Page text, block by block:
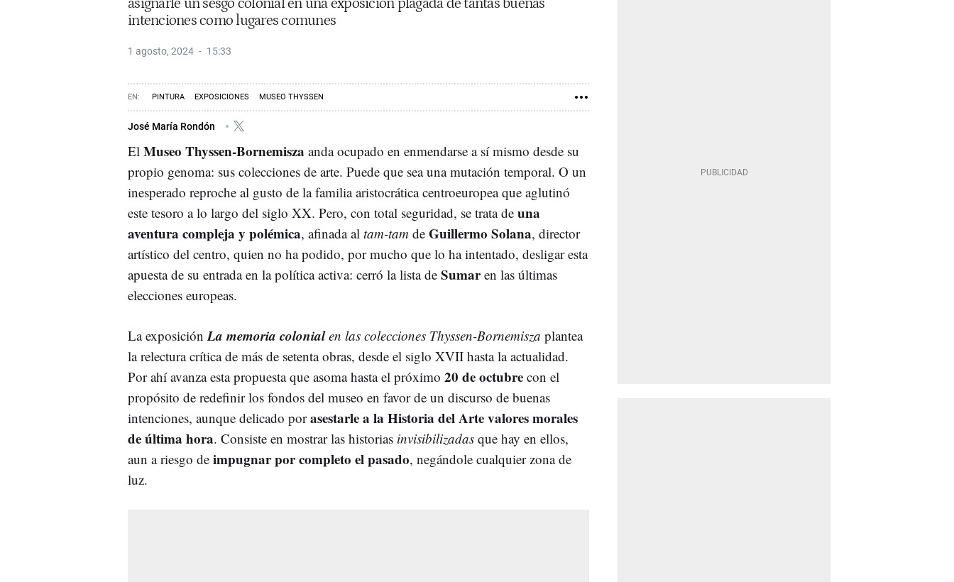
intenciones como lugares comunes
1 agosto, 2024 15:33
PINTURA EXPOSICIONES MUSEO THYSSEN
José María Rondón
El Museo Thyssen-Bornemisza anda ocupado en enmendarse a sí mismo desde su
propio genoma: sus colecciones de arte. Puede que sea una mutación temporal. O un
inesperado reproche al gusto de la familia aristocrática centroeuropea que aglutinó
este tesoro a lo largo del siglo XX. Pero, con total seguridad, se trata de una
aventura compleja y polémica, afinada al tam-tam de Guillermo Solana, director
artístico del centro, quien no ha podido, por mucho que lo ha intentado, desligar esta
apuesta de su entrada en la política activa: cerró la lista de Sumaren las últimas
elecciones europeas.
La exposición La memoria colonialen las colecciones Thyssen-Bornemisza plantea
la relectura crítica de más de setenta obras, desde el siglo XVII hasta la actualidad.
Por ahí avanza esta propuesta que asoma hasta el próximo 20 de octubre con el
propósito de redefinir los fondos del museo en favor de un discurso de buenas
intenciones, aunque delicado porasestarle a la Historia del Arte valores morales
de última hora. Consiste en mostrar las historias invisibilizadas que hay en ellos,
aun a riesgo de impugnar por completo el pasado, negándole cualquier zona de
luz.